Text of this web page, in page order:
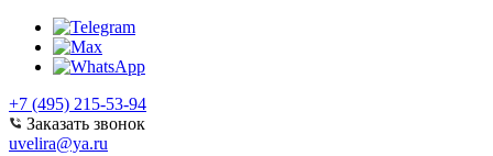
+7 (495) 215-53-94
Заказать звонок
uvelira@ya.ru